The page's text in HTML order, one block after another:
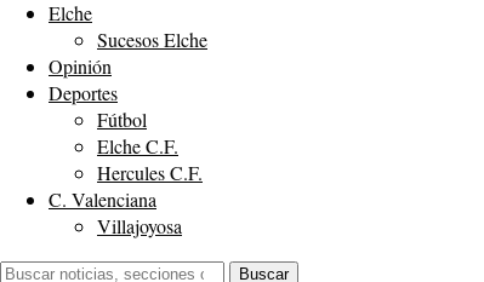
Elche
Sucesos Elche
Opinión
Deportes
Fútbol
Elche C.F.
Hercules C.F.
C. Valenciana
Villajoyosa
Buscar:
Buscar